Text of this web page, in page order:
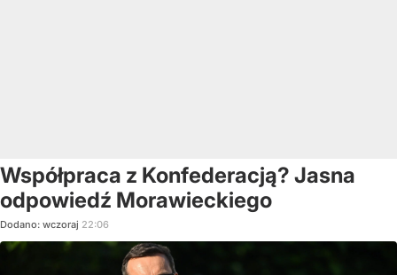
Współpraca z Konfederacją? Jasna
odpowiedź Morawieckiego
Dodano: wczoraj 22:06